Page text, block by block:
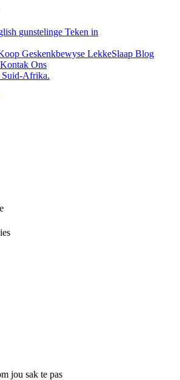
gunstelinge Teken in
Geskenkbewyse LekkeSlaap Blog
Kontak Ons
jou sak te pas